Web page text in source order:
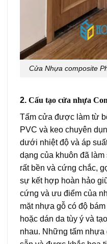
Cửa Nhựa composite
2. Cấu tạo cửa nhựa
Tấm cửa được làm từ
PVC và keo chuyên
dưới nhiệt độ và áp
dạng của khuôn đã
rất bền và cứng chắc,
sự kết hợp hoàn hảo
cứng và ưu điểm của
mặt nhựa gỗ có độ
hoặc dán da tùy ý và
nhau. Những tấm